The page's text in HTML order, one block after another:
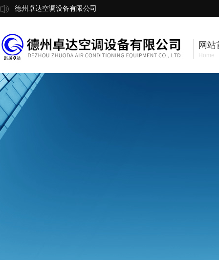
德州卓达空调设备有限公司
网站
Home